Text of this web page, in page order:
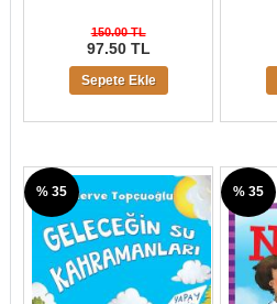
150.00 TL
97.50 TL
Sepete Ekle
% 35 % 35